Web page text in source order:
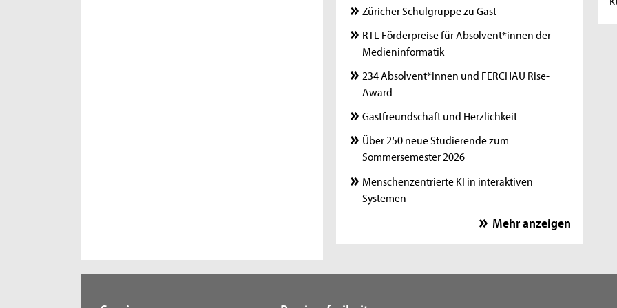
Züricher Schulgruppe zu Gast
RTL-Förderpreise für Absolvent*innen der
Medieninformatik
234 Absolvent*innen und FERCHAU Rise-
Award
Gastfreundschaft und Herzlichkeit
Über 250 neue Studierende zum
Sommersemester 2026
Menschenzentrierte KI in interaktiven
Systemen
Effizienterer Wassertransport in keramischen
Artefakten?
Mehr anzeigen